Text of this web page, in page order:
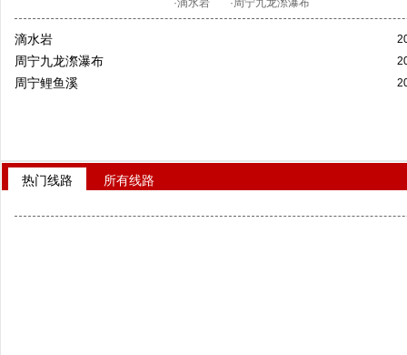
·滴水岩 ·周宁九龙漈瀑布
滴水岩
周宁九龙漈瀑布
周宁鲤鱼溪
热门线路 所有线路